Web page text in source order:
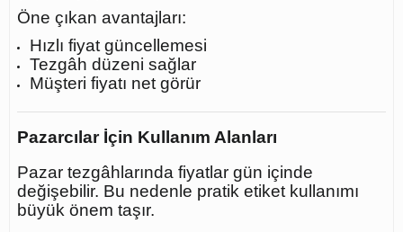
Öne çıkan avantajları:
Hızlı fiyat güncellemesi
Tezgâh düzeni sağlar
Müşteri fiyatı net görür
Pazarcılar İçin Kullanım Alanları
Pazar tezgâhlarında fiyatlar gün içinde
değişebilir. Bu nedenle pratik etiket kullanımı
büyük önem taşır.